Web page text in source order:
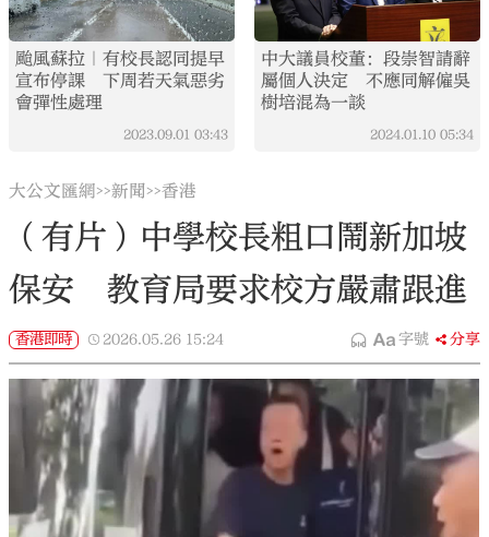
颱風蘇拉｜有校長認同提早
宣布停課 下周若天氣惡劣
會彈性處理
2023.09.01 03:43
中大議員校董：段崇智請辭
屬個人決定 不應同解僱吳
樹培混為一談
2024.01.10 05:34
大公文匯網>>新聞>>香港
（有片）中學校長粗口鬧新加坡
保安 教育局要求校方嚴肅跟進
香港即時 2026.05.26 15:24 字號 分享